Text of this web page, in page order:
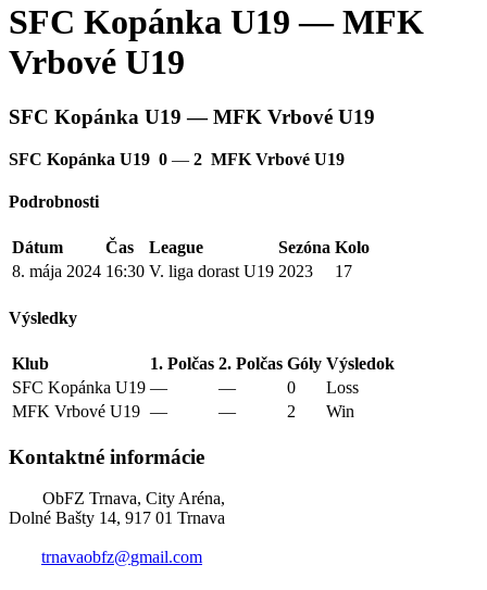
SFC Kopánka U19 — MFK
Vrbové U19
SFC Kopánka U19 — MFK Vrbové U19
SFC Kopánka U19 0 — 2 MFK Vrbové U19
Podrobnosti
Dátum Čas League Sezóna Kolo
8. mája 2024 16:30 V. liga dorast U19 2023 17
Výsledky
Klub 1. Polčas 2. Polčas Góly Výsledok
SFC Kopánka U19 — — 0
Loss
MFK Vrbové U19 — — 2 Win
Kontaktné informácie
ObFZ Trnava, City Aréna,
Dolné Bašty 14, 917 01 Trnava
trnavaobfz@gmail.com